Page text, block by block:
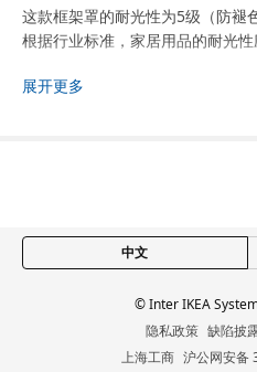
这款框架罩的耐光性为5级（防褪
根据行业标准，家居用品的耐光性
这款框架罩的抗磨擦性能已经过
含腿高度
宽度
展开更多
中文
© Inter IKEA
隐私政策 缺陷披
上海工商 沪公网安备